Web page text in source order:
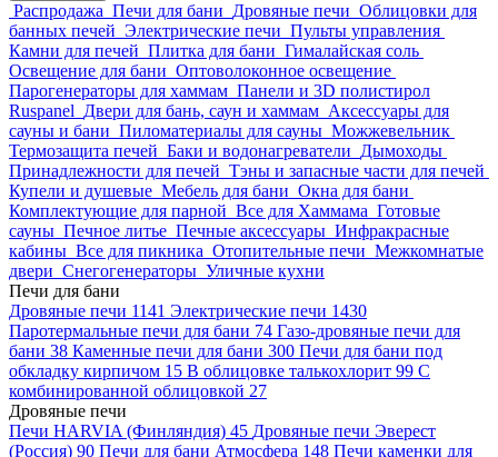
Распродажа Печи для бани Дровяные печи Облицовки для
банных печей Электрические печи Пульты управления
Камни для печей Плитка для бани Гималайская соль
Освещение для бани Оптоволоконное освещение
Парогенераторы для хаммам Панели и 3D полистирол
Ruspanel Двери для бань, саун и хаммам Аксессуары для
сауны и бани Пиломатериалы для сауны Можжевельник
Термозащита печей Баки и водонагреватели Дымоходы
Принадлежности для печей Тэны и запасные части для печей
Купели и душевые Мебель для бани Окна для бани
Комплектующие для парной Все для Хаммама Готовые
сауны Печное литье Печные аксессуары Инфракрасные
кабины Все для пикника Отопительные печи Межкомнатые
двери Снегогенераторы Уличные кухни
Печи для бани
Дровяные печи 1141 Электрические печи 1430
Паротермальные печи для бани 74 Газо-дровяные печи для
бани 38 Каменные печи для бани 300 Печи для бани под
обкладку кирпичом 15 В облицовке талькохлорит 99 С
комбинированной облицовкой 27
Дровяные печи
Печи HARVIA (Финляндия) 45 Дровяные печи Эверест
(Россия) 90 Печи для бани Атмосфера 148 Печи каменки для